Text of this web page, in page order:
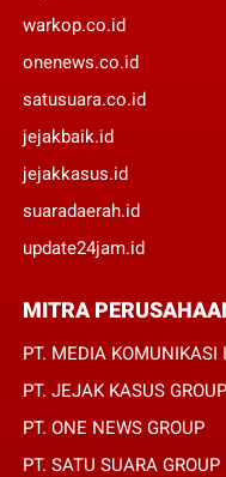
warkop.co.id
onenews.co.id
satusuara.co.id
jejakbaik.id
jejakkasus.id
suaradaerah.id
update24jam.id
MITRA
PT. MEDIA KOMUNIKASI
PT. JEJAK KASUS GROUP
PT. ONE NEWS GROUP
PT. SATU SUARA GROUP